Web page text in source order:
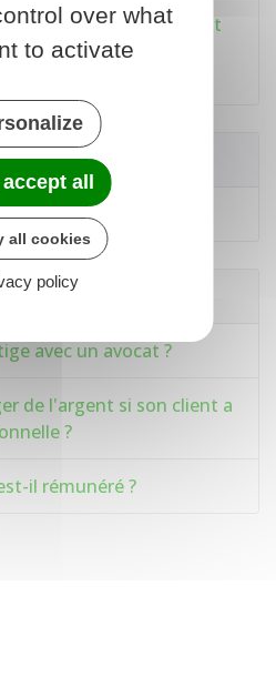
31 décembre 1971 portant
judiciaires et
avec un avocat ?
de l'argent si son client a
?
il rémunéré ?
over what
to activate
all
all cookies
policy